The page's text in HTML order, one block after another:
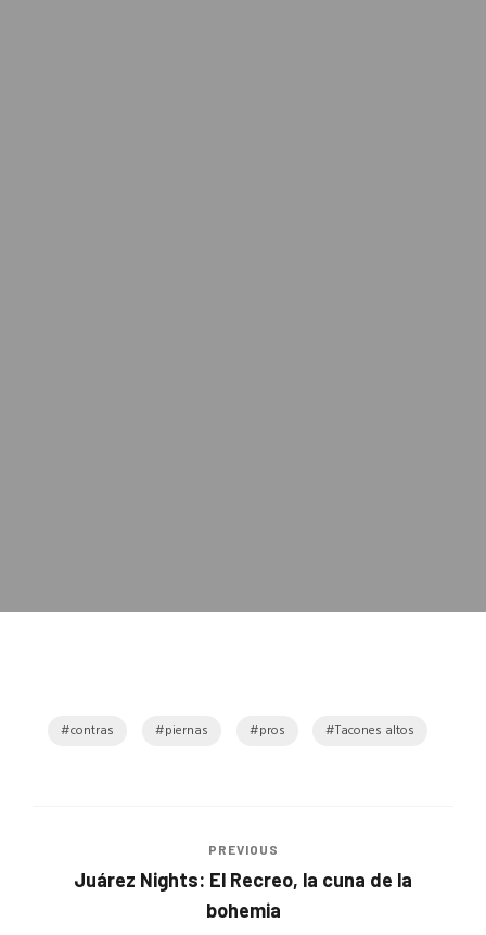
contras piernas pros Tacones altos
PREVIOUS
Juárez Nights: El Recreo, la cuna de la
bohemia